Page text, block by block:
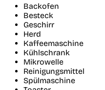
Backofen
Besteck
Geschirr
Herd
Kaffeemaschine
Kühlschrank
Mikrowelle
Reinigungsmittel
Spülmaschine